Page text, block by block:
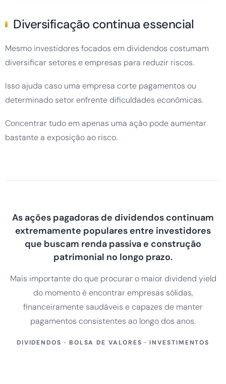
Diversificação continua essencial
Mesmo investidores focados em dividendos costumam
diversificar setores e empresas para reduzir riscos.
Isso ajuda caso uma empresa corte pagamentos ou
determinado setor enfrente dificuldades econômicas.
Concentrar tudo em apenas uma ação pode aumentar
bastante a exposição ao risco.
As ações pagadoras de dividendos continuam
extremamente populares entre investidores
que buscam renda passiva e construção
patrimonial no longo prazo.
Mais importante do que procurar o maior dividend yield
do momento é encontrar empresas sólidas,
financeiramente saudáveis e capazes de manter
pagamentos consistentes ao longo dos anos.
DIVIDENDOS · BOLSA DE VALORES · INVESTIMENTOS